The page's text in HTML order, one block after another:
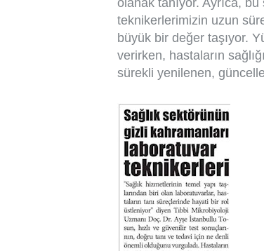
olanak tanıyor. Ayrıca,
teknikerlerimizin uzun
büyük bir değer taşıyor.
verirken, hastaların
sürekli yenilenen,